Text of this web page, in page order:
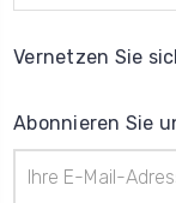
Vernetzen Sie
Abonnieren Sie
Mail-